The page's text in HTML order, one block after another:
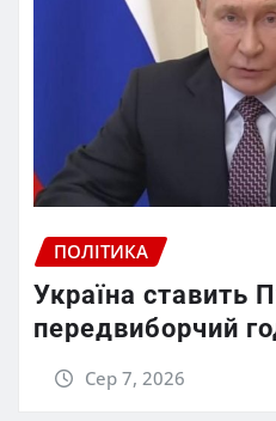
ПОЛІТИКА
Україна ставить
передвиборчий
Сер 7, 2026